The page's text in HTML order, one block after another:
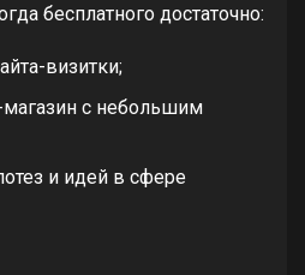
бесплатного достаточно:
визитки;
магазин с небольшим
и идей в сфере